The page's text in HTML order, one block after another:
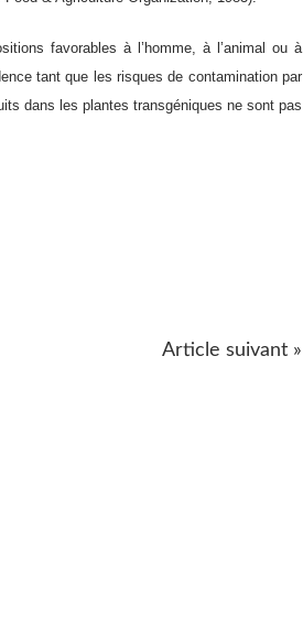
favorables à l’homme, à l’animal ou à
tant que les risques de contamination par
dans les plantes transgéniques ne sont pas
Article suivant »